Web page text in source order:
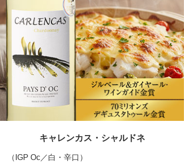
キャレンカス・シャルドネ
（IGP Oc／白・辛口）